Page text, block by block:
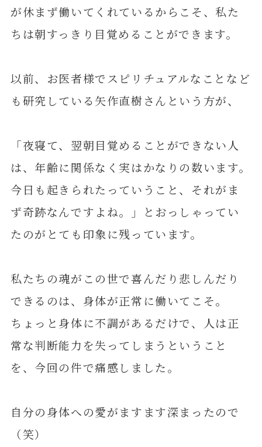
が休まず働いてくれているからこそ、私た
ちは朝すっきり目覚めることができます。
以前、お医者様でスピリチュアルなことなど
も研究している矢作直樹さんという方が、
「夜寝て、翌朝目覚めることができない人
は、年齢に関係なく実はかなりの数います。
今日も起きられたっていうこと、それがま
ず奇跡なんですよね。」とおっしゃってい
たのがとても印象に残っています。
私たちの魂がこの世で喜んだり悲しんだり
できるのは、身体が正常に働いてこそ。
ちょっと身体に不調があるだけで、人は正
常な判断能力を失ってしまうということ
を、今回の件で痛感しました。
自分の身体への愛がますます深まったので
（笑）